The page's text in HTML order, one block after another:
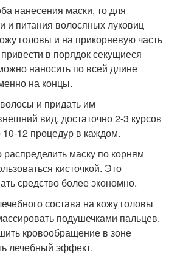
нанесения маски, то для
и питания волосяных луковиц
головы и на прикорневую часть
в порядок секущиеся
наносить по всей длине
на концы.
и придать им
вид, достаточно 2-3 курсов
12 процедур в каждом.
маску по корням
кисточкой. Это
средство более экономно.
состава на кожу головы
подушечками пальцев.
кровообращение в зоне
лечебный эффект.